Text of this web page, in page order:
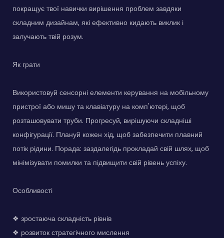
покращує твої навички вирішення проблем завдяки
складним дизайнам, які ефективно кидають виклик і
залучають твій розум.
Як грати
Використовуй сенсорні елементи керування на мобільному
пристрої або мишу та клавіатуру на комп'ютері, щоб
розташовувати труби. Прогресуй, вирішуючи складніші
конфігурації. Плануй кожен хід, щоб забезпечити плавний
потік рідини. Порада: заздалегідь прокладай свій шлях, щоб
мінімізувати помилки та підвищити свій рівень успіху.
Особливості
❖ зростаюча складність рівнів
❖ розвиток стратегічного мислення